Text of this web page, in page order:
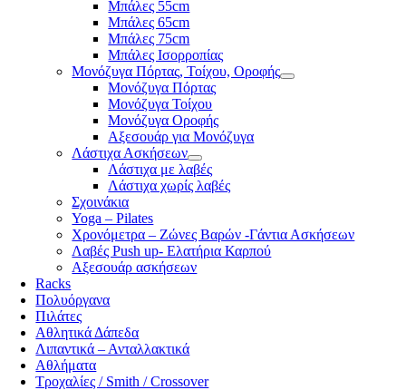
Μπάλες 55cm
Μπάλες 65cm
Μπάλες 75cm
Μπάλες Ισορροπίας
Μονόζυγα Πόρτας, Τοίχου, Οροφής
Μονόζυγα Πόρτας
Μονόζυγα Τοίχου
Μονόζυγα Οροφής
Αξεσουάρ για Μονόζυγα
Λάστιχα Ασκήσεων
Λάστιχα με λαβές
Λάστιχα χωρίς λαβές
Σχοινάκια
Yoga – Pilates
Χρονόμετρα – Ζώνες Βαρών -Γάντια Ασκήσεων
Λαβές Push up- Ελατήρια Καρπού
Αξεσουάρ ασκήσεων
Racks
Πολυόργανα
Πιλάτες
Αθλητικά Δάπεδα
Λιπαντικά – Ανταλλακτικά
Αθλήματα
Τροχαλίες / Smith / Crossover